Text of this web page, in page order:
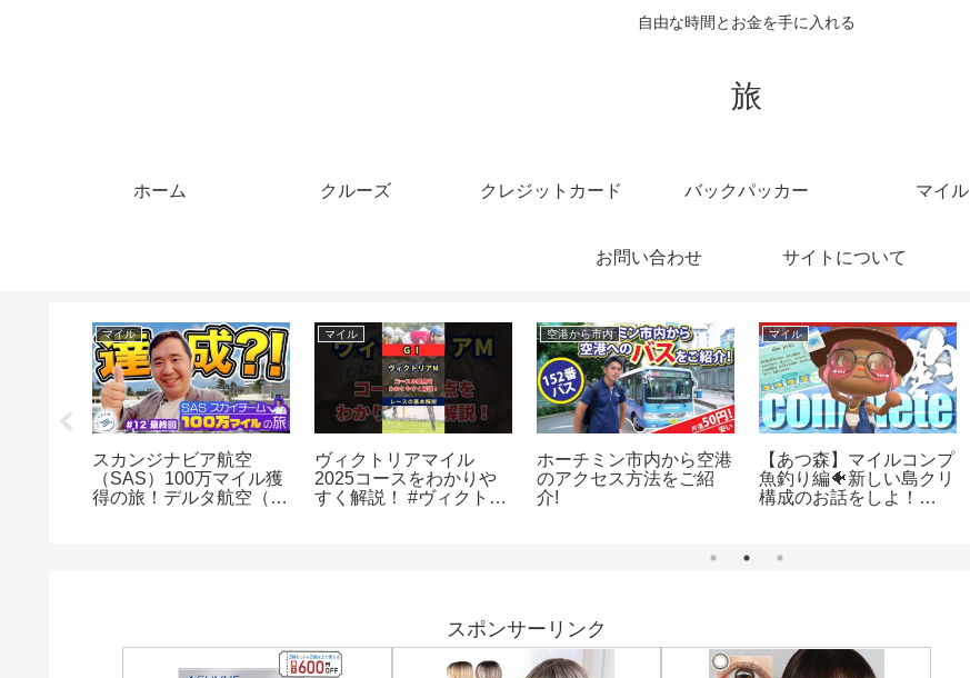
自由な時間とお金を手に入れる
旅
ホーム クルーズ クレジットカード バックパッカー マイル
お問い合わせ サイトについて
マイル
スカンジナビア航空
（SAS）100万マイル獲
得の旅！デルタ航空（ホ
マイル
ヴィクトリアマイル
2025コースをわかりや
すく解説！ #ヴィクトリ
空港から市内
ホーチミン市内から空港
のアクセス方法をご紹
介!
マイル
【あつ森】マイルコンプ
魚釣り編🐠新しい島クリ
構成のお話をしよ！
スポンサーリンク